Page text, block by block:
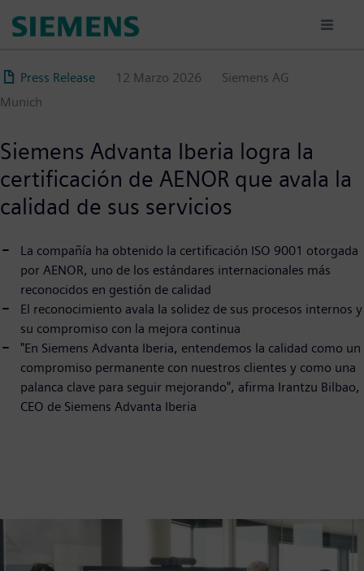
principal
Press Release 12 Marzo 2026
Siemens AG
Munich
Siemens Advanta Iberia logra la
certificación de AENOR que avala la
calidad de sus servicios
La compañía ha obtenido la certificación ISO 9001 otorgada
por AENOR, uno de los estándares internacionales más
reconocidos en gestión de calidad
El reconocimiento avala la solidez de sus procesos internos y
su compromiso con la mejora continua
"En Siemens Advanta Iberia, entendemos la calidad como un
compromiso permanente con nuestros clientes y como una
palanca clave para seguir mejorando", afirma Irantzu Bilbao,
CEO de Siemens Advanta Iberia